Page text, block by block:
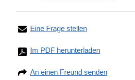
Eine Frage stellen
Im PDF herunterladen
An einen Freund senden